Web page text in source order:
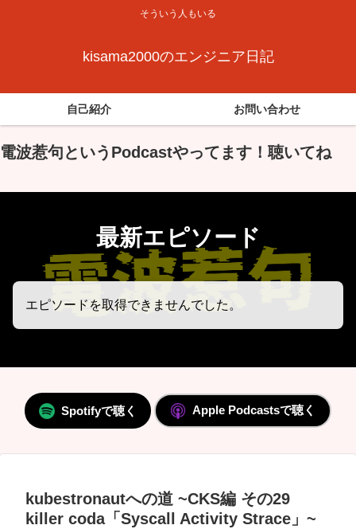
そういう人もいる
kisama2000のエンジニア日記
自己紹介 お問い合わせ
電波惹句というPodcastやってます！聴いてね
最新エピソード
エピソードを取得できませんでした。
Spotifyで聴く Apple Podcastsで聴く
kubestronautへの道 ~CKS編 その29
killer coda「Syscall Activity Strace」~